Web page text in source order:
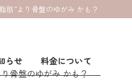
肪”より骨盤のゆがみ かも？
らせ 料金について
骨盤のゆがみ かも？